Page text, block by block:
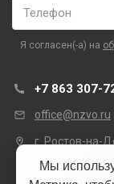
+7 863 307-
office@nzvo.ru
г. Ростов-на-
Телефон
Я согласен(-а) на
Мы